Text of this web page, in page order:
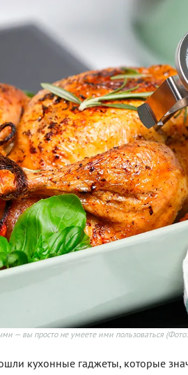
— вы просто не умеете ими пользоваться
кухонные гаджеты, которые